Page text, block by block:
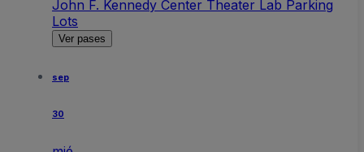
John F. Kennedy Center Theater Lab Parking
Lots
Ver pases
sep
30